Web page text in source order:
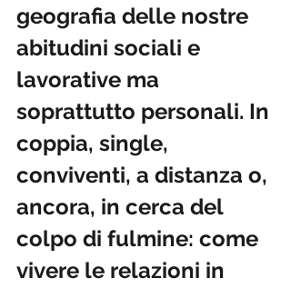
geografia delle nostre
abitudini sociali e
lavorative ma
soprattutto personali. In
coppia, single,
conviventi, a distanza o,
ancora, in cerca del
colpo di fulmine: come
vivere le relazioni in